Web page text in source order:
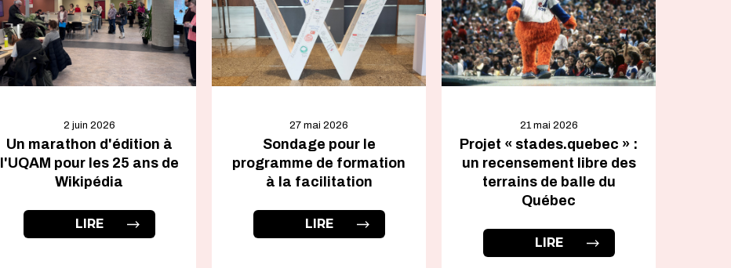
2 juin 2026
Un marathon d'édition à
l'UQAM pour les 25 ans de
Wikipédia
LIRE
27 mai 2026
Sondage pour le
programme de formation
à la facilitation
LIRE
21 mai 2026
Projet « stades.quebec » :
un recensement libre des
terrains de balle du
Québec
LIRE